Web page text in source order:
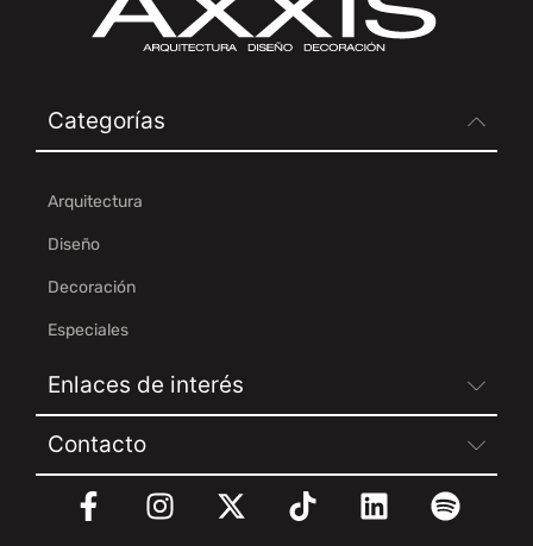
Categorías
Arquitectura
Diseño
Decoración
Especiales
Enlaces de interés
Contacto